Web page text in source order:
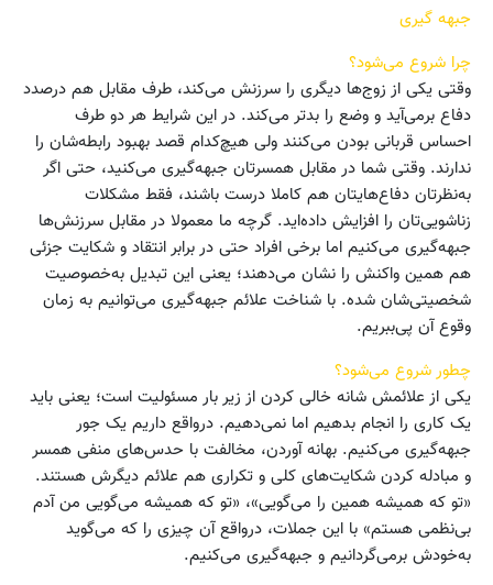
جبهه گیری
چرا شروع می‌شود؟
وقتی یکی از زوج‌ها دیگری را سرزنش می‌کند، طرف مقابل هم درصدد
دفاع برمی‌آید و وضع را بدتر می‌کند. در این شرایط هر دو طرف
احساس قربانی بودن می‌کنند ولی هیچ‌کدام قصد بهبود رابطه‌شان را
ندارند. وقتی شما در مقابل همسرتان جبهه‌گیری می‌کنید، حتی اگر
به‌نظرتان دفاع‌هایتان هم کاملا درست باشند، فقط مشکلات
زناشویی‌تان را افزایش داده‌اید. گرچه ما معمولا در مقابل سرزنش‌ها
جبهه‌گیری می‌کنیم اما برخی افراد حتی در برابر انتقاد و شکایت جزئی
هم همین واکنش را نشان می‌دهند؛ یعنی این تبدیل به‌خصوصیت
شخصیتی‌شان شده. با شناخت علائم جبهه‌گیری می‌توانیم به زمان
وقوع آن پی‌ببریم.
چطور شروع می‌شود؟
یکی از علائمش شانه خالی کردن از زیر بار مسئولیت است؛ یعنی باید
یک کاری را انجام بدهیم اما نمی‌دهیم. درواقع داریم یک جور
جبهه‌گیری می‌کنیم. بهانه آوردن، مخالفت با حدس‌های منفی همسر
و مبادله کردن شکایت‌های کلی و تکراری هم علائم دیگرش هستند.
«تو که همیشه همین را می‌گویی»، «تو که همیشه می‌گویی من آدم
بی‌نظمی هستم» با این جملات، درواقع آن چیزی را که می‌گوید
به‌خودش برمی‌گردانیم و جبهه‌گیری می‌کنیم.